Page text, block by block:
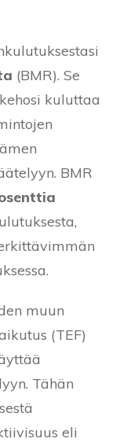
(BMR). Se
kuluttaa
BMR
muun
(TEF)
Tähän
eli